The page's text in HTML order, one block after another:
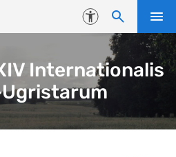
Accessibility
Internationalis